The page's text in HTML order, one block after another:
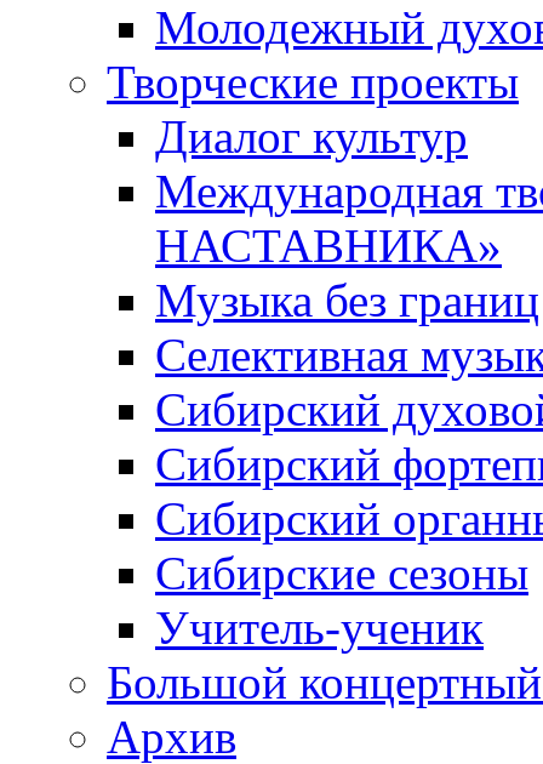
Молодежный
Творческие проекты
Диалог культур
Международная
НАСТАВНИКА»
Музыка без границ
Селективная
Сибирский
Сибирский
Сибирский
Сибирские сезоны
Учитель-ученик
Большой концертный
Архив